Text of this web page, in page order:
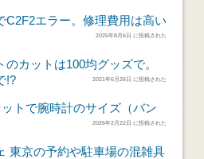
C2F2エラー。修理費用は高い
2025年8月6日 に投稿された
のカットは100均グッズで。
!?
2021年6月26日 に投稿された
トで腕時計のサイズ（バン
2026年2月22日 に投稿された
東京の予約や駐車場の混雑具